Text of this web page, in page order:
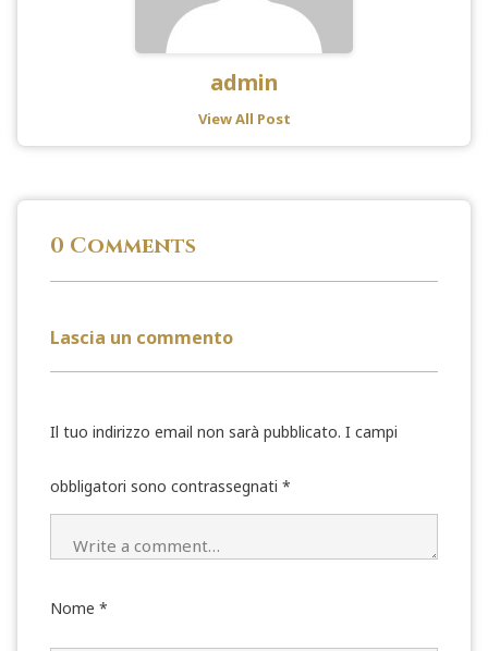
admin
View All Post
0 Comments
Lascia un commento
Il tuo indirizzo email non sarà pubblicato. I campi
obbligatori sono contrassegnati *
Nome *